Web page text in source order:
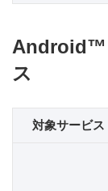
Android™
ス
対象サービス